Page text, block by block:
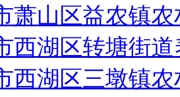
萧山区益农镇
西湖区转塘街
西湖区三墩镇